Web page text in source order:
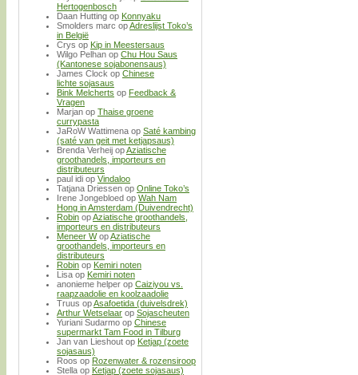
Hertogenbosch
Daan Hutting op Konnyaku
Smolders marc opAdreslijst Toko’s
in België
Crys op Kip in Meestersaus
Wilgo Pelhan op Chu Hou Saus
(Kantonese sojabonensaus)
James Clock op Chinese
lichte sojasaus
Bink Melcherts op Feedback &
Vragen
Marjan op Thaise groene
currypasta
JaRoW Wattimena op Saté kambing
(saté van geit met ketjapsaus)
Brenda Verheij opAziatische
groothandels, importeurs en
distributeurs
paul idi op Vindaloo
Tatjana Driessen op Online Toko’s
Irene Jongebloed op Wah Nam
Hong in Amsterdam (Duivendrecht)
Robin opAziatische groothandels,
importeurs en distributeurs
Meneer WopAziatische
groothandels, importeurs en
distributeurs
Robin op Kemiri noten
Lisa op Kemiri noten
anonieme helper op Caiziyou vs.
raapzaadolie en koolzaadolie
Truus opAsafoetida (duivelsdrek)
Arthur Wetselaar op Sojascheuten
Yuriani Sudarmo op Chinese
supermarkt Tam Food in Tilburg
Jan van Lieshout op Ketjap (zoete
sojasaus)
Roos op Rozenwater & rozensiroop
Stella op Ketjap (zoete sojasaus)